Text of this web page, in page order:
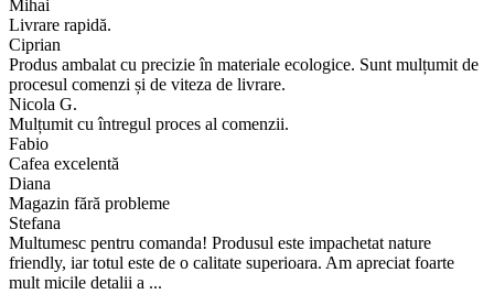
Mihai
Livrare rapidă.
Ciprian
Produs ambalat cu precizie în materiale ecologice. Sunt mulțumit de
procesul comenzi și de viteza de livrare.
Nicola G.
Mulțumit cu întregul proces al comenzii.
Fabio
Cafea excelentă
Diana
Magazin fără probleme
Stefana
Multumesc pentru comanda! Produsul este impachetat nature
friendly, iar totul este de o calitate superioara. Am apreciat foarte
mult micile detalii a ...